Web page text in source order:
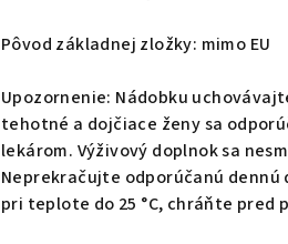
Pôvod základnej zložky: mimo EU
Upozornenie: Nádobku
tehotné a dojčiace ženy sa
lekárom. Výživový doplnok sa
Neprekračujte odporúčanú
pri teplote do 25 °C, chráňte pred